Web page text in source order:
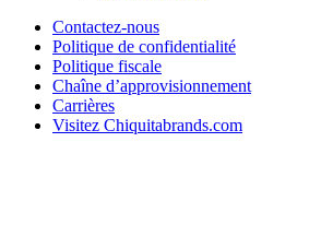
Contactez-nous
Politique de confidentialité
Politique fiscale
Chaîne d’approvisionnement
Carrières
Visitez Chiquitabrands.com